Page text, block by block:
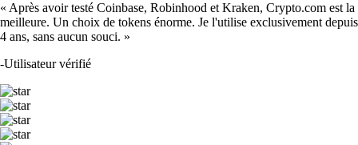
« Après avoir testé Coinbase, Robinhood et Kraken, Crypto.com est la
meilleure. Un choix de tokens énorme. Je l'utilise exclusivement depuis
4 ans, sans aucun souci. »
-Utilisateur vérifié